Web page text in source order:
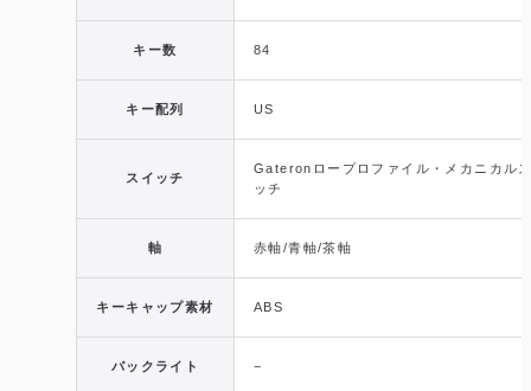
キー数 84
キー配列 US
スイッチ
Gateronロープロファイル・メカニカル
ッチ
軸 赤軸/青軸/茶軸
キーキャップ素材 ABS
バックライト −